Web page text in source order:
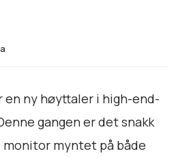
en ny høyttaler i high-end-
gangen er det snakk
monitor myntet på både